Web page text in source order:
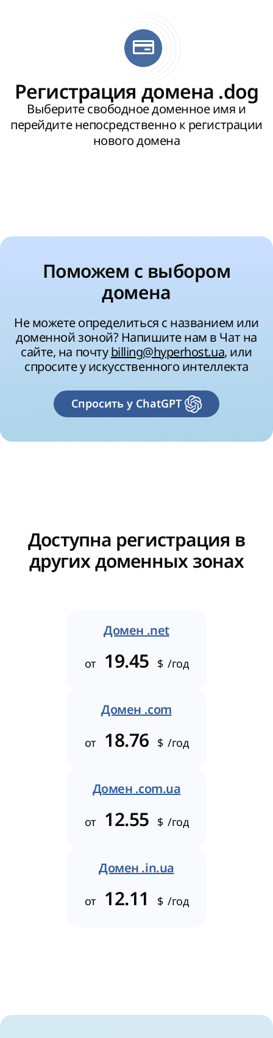
Регистрация домена .dog
Выберите свободное доменное имя и
перейдите непосредственно к регистрации
нового домена
Поможем с выбором
домена
Не можете определиться с названием или
доменной зоной? Напишите нам в Чат на
сайте, на почтуbilling@hyperhost.ua, или
спросите у искусственного интеллекта
Спросить у ChatGPT
Доступна регистрация в
других доменных зонах
Домен .net
от 19.45 $ /год
Домен .com
от 18.76 $ /год
Домен .com.ua
от 12.55 $ /год
Домен .in.ua
от 12.11 $ /год